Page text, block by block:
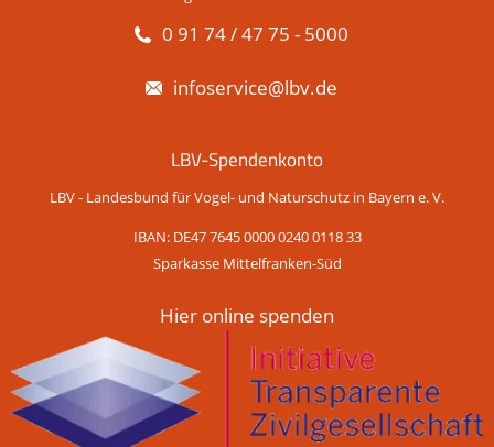
0 91 74 / 47 75 - 5000
infoservice@lbv.de
LBV-Spendenkonto
LBV - Landesbund für Vogel- und Naturschutz in Bayern e. V.
IBAN: DE47 7645 0000 0240 0118 33
Sparkasse Mittelfranken-Süd
Hier online spenden